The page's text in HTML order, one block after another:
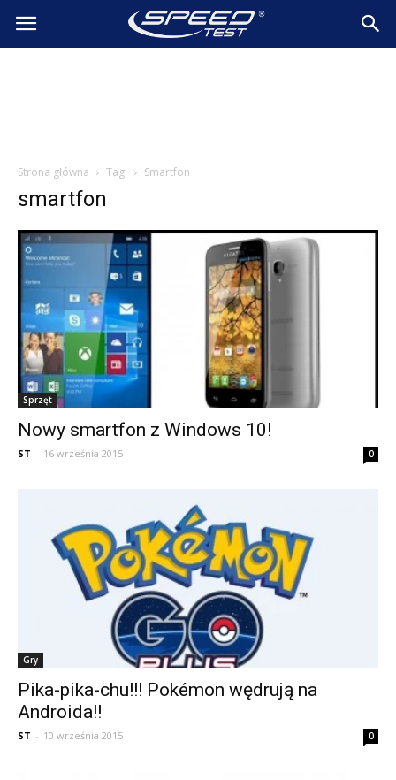
SpeedTest.pl
Strona główna Tagi Smartfon
smartfon
Sprzęt
Nowy smartfon z Windows 10!
ST - 16 września 2015 0
Gry
Pika-pika-chu!!! Pokémon wędrują na
Androida!!
ST - 10 września 2015 0